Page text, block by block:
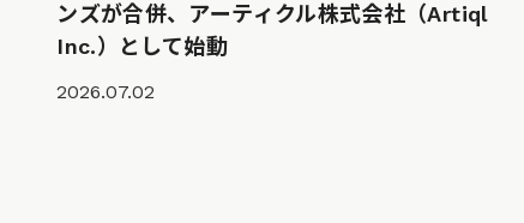
ンズが合併、アーティクル株式会社（Artiql
Inc.）として始動
2026.07.02